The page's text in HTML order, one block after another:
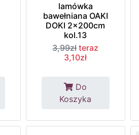
lamówka
bawełniana OAKI
DOKI 2x200cm
kol.13
3,99zł teraz
3,10zł
Do
Koszyka